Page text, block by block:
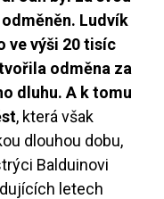
Ludvík
ve výši 20 tisíc
odměna za
dluhu. A k tomu
, která však
dlouhou dobu,
Balduinovi
letech